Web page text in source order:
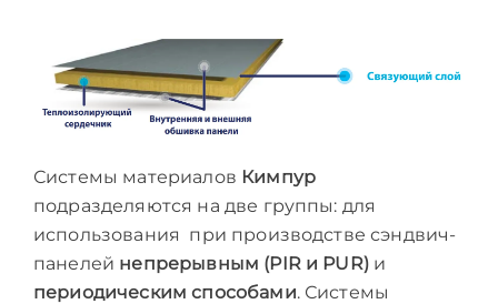
Системы материалов Кимпур
подразделяются на две группы: для
использования при производстве сэндвич-
панелей непрерывным (PIR и PUR)и
периодическим способами. Системы